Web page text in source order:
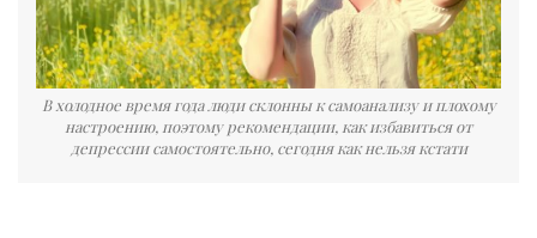
В холодное время года люди склонны к самоанализу и плохому
настроению, поэтому рекомендации, как избавиться от
депрессии самостоятельно, сегодня как нельзя кстати